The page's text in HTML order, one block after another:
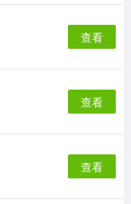
查看
查看
查看